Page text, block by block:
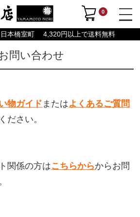
0
日本橋室町 4,320円以上で送料無料
問い合わせ
物ガイド またはよくあるご質問
ださい。
関係の方はこちらからからお問